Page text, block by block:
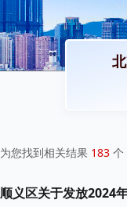
为您找到相关结果 183 个
顺义区关于发放2024